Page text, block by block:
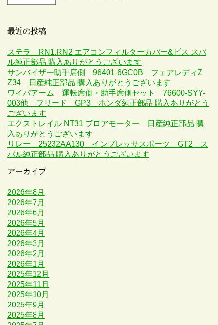
最近の投稿
ステラ RN1.RN2 エアコンフィルターカバー&ビス スバ
ル純正部品 購入ありがとうございます
サンバイザー助手席側 96401-6GC0B フェアレディZ
Z34 日産純正部品 購入ありがとうございます
ワイパアーム 運転席側・助手席側セット 76600-SYY-
003他 フリード GP3 ホンダ純正部品 購入ありがとう
ございます
エクストレイル NT31 ブロアモーター 日産純正部品 購
入ありがとうございます
リレー 25232AA130 インプレッサスポーツ GT2 ス
バル純正部品 購入ありがとうございます
アーカイブ
2026年8月
2026年7月
2026年6月
2026年5月
2026年4月
2026年3月
2026年2月
2026年1月
2025年12月
2025年11月
2025年10月
2025年9月
2025年8月